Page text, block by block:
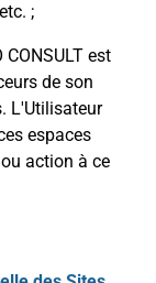
;
est
de son
L'Utilisateur
espaces
action à ce